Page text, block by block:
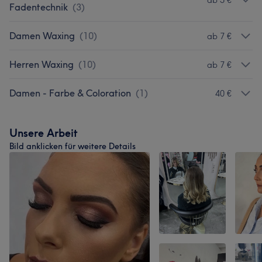
Fadentechnik (3)
Damen Waxing (10) ab 7 €
Herren Waxing (10) ab 7 €
Damen - Farbe & Coloration (1) 40 €
Unsere Arbeit
Bild anklicken für weitere Details